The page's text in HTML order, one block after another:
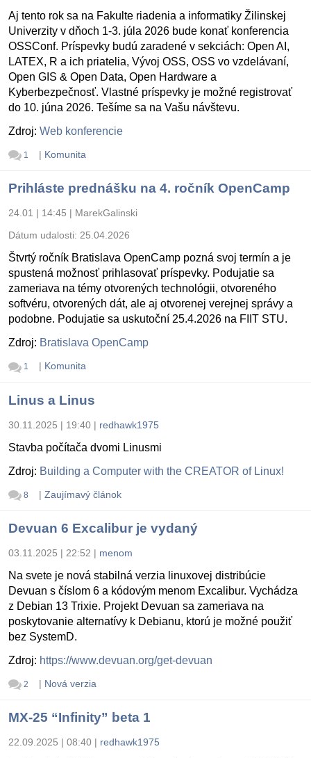
Aj tento rok sa na Fakulte riadenia a informatiky Žilinskej
Univerzity v dňoch 1-3. júla 2026 bude konať konferencia
OSSConf. Príspevky budú zaradené v sekciách: Open AI,
LATEX, R a ich priatelia, Vývoj OSS, OSS vo vzdelávaní,
Open GIS & Open Data, Open Hardware a
Kyberbezpečnosť. Vlastné príspevky je možné registrovať
do 10. júna 2026. Tešíme sa na Vašu návštevu.
Zdroj: Web konferencie
1 | Komunita
Prihláste prednášku na 4. ročník OpenCamp
24.01 | 14:45 | MarekGalinski
Dátum udalosti: 25.04.2026
Štvrtý ročník Bratislava OpenCamp pozná svoj termín a je
spustená možnosť prihlasovať príspevky. Podujatie sa
zameriava na témy otvorených technológii, otvoreného
softvéru, otvorených dát, ale aj otvorenej verejnej správy a
podobne. Podujatie sa uskutoční 25.4.2026 na FIIT STU.
Zdroj: Bratislava OpenCamp
1 | Komunita
Linus a Linus
30.11.2025 | 19:40 | redhawk1975
Stavba počítača dvomi Linusmi
Zdroj: Building a Computer with the CREATOR of Linux!
8 | Zaujímavý článok
Devuan 6 Excalibur je vydaný
03.11.2025 | 22:52 | menom
Na svete je nová stabilná verzia linuxovej distribúcie
Devuan s číslom 6 a kódovým menom Excalibur. Vychádza
z Debian 13 Trixie. Projekt Devuan sa zameriava na
poskytovanie alternatívy k Debianu, ktorú je možné použiť
bez SystemD.
Zdroj: https://www.devuan.org/get-devuan
2 | Nová verzia
MX-25 “Infinity” beta 1
22.09.2025 | 08:40 | redhawk1975